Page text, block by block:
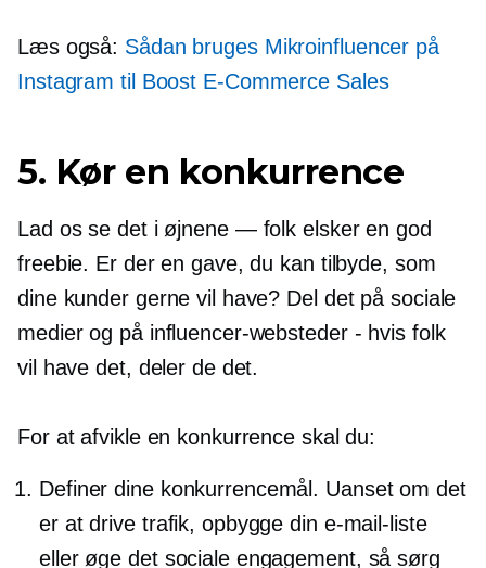
Læs også: Sådan bruges Mikroinfluencer på
Instagram til Boost E-Commerce Sales
5. Kør en konkurrence
Lad os se det i øjnene —folk elsker en god
freebie. Er der en gave, du kan tilbyde, som
dine kunder gerne vil have? Del det på sociale
medier og på influencer-websteder - hvis folk
vil have det, deler de det.
For at afvikle en konkurrence skal du:
Definer dine konkurrencemål. Uanset om det
er at drive trafik, opbygge din e-mail-liste
eller øge det sociale engagement, så sørg